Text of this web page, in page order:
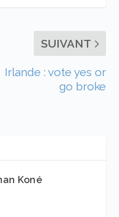
SUIVANT
Irlande : vote yes or
go broke
Koné